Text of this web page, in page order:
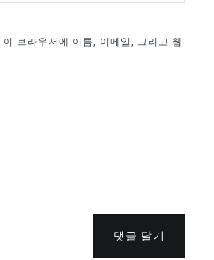
브라우저에 이름, 이메일, 그리고 웹
댓글 달기